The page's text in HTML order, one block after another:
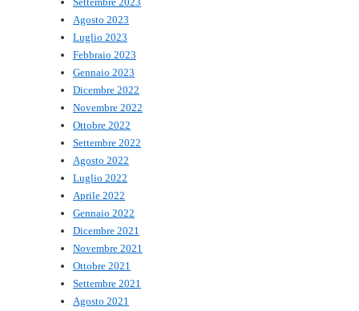
Agosto 2023
Luglio 2023
Febbraio 2023
Gennaio 2023
Dicembre 2022
Novembre 2022
Ottobre 2022
Settembre 2022
Agosto 2022
Luglio 2022
Aprile 2022
Gennaio 2022
Dicembre 2021
Novembre 2021
Ottobre 2021
Settembre 2021
Agosto 2021